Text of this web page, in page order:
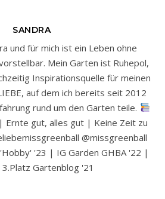
SANDRA
und für mich ist ein Leben ohne
Mein Garten ist Ruhepol,
Inspirationsquelle für meinen
auf dem ich bereits seit 2012
rund um den Garten teile.
| Ernte gut, alles gut | Keine Zeit zu
@missgreenball
'23 | IG Garden GHBA '22 |
3.Platz Gartenblog '21